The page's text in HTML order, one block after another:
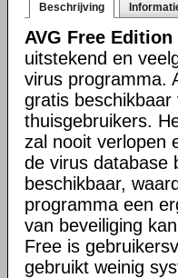
Beschrijving
AVG Free Edition
uitstekend en
virus programma.
gratis beschikbaar
thuisgebruikers.
zal nooit verlopen
de virus database
beschikbaar,
programma een
van beveiliging
Free is
gebruikt weinig